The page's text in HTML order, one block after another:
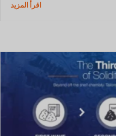
اقرأ المزيدحول